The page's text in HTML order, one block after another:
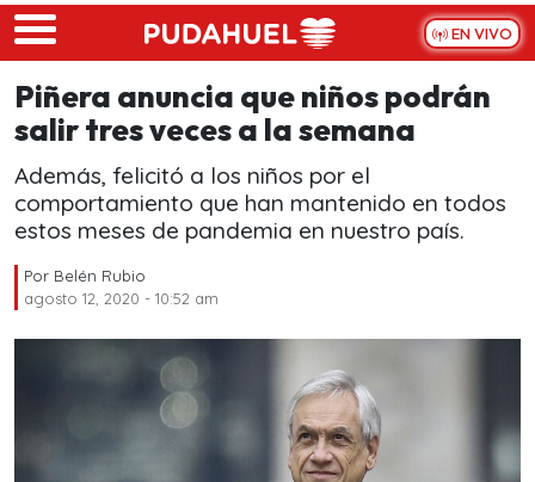
Skip to main content
EN VIVO
Piñera anuncia que niños podrán
salir tres veces a la semana
Además, felicitó a los niños por el
comportamiento que han mantenido en todos
estos meses de pandemia en nuestro país.
Por Belén Rubio
agosto 12, 2020 - 10:52 am